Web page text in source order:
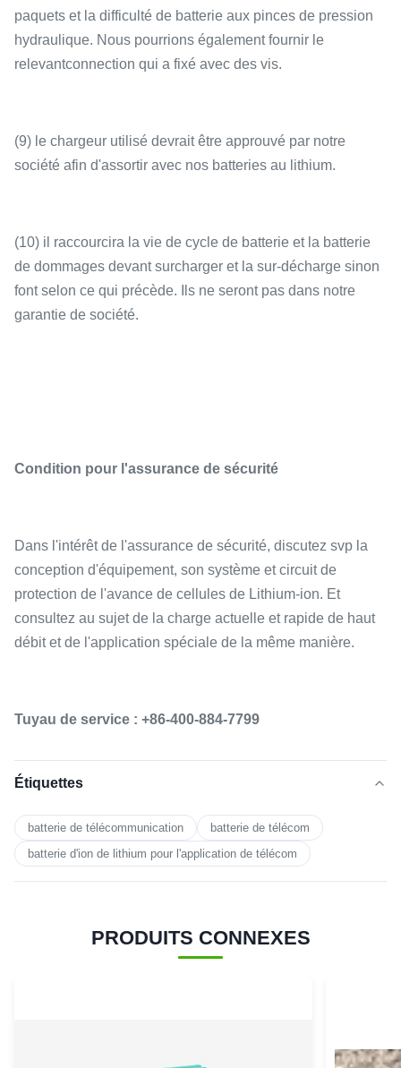
paquets et la difficulté de batterie aux pinces de pression
hydraulique. Nous pourrions également fournir le
relevantconnection qui a fixé avec des vis.
(9) le chargeur utilisé devrait être approuvé par notre
société afin d'assortir avec nos batteries au lithium.
(10) il raccourcira la vie de cycle de batterie et la batterie
de dommages devant surcharger et la sur-décharge sinon
font selon ce qui précède. Ils ne seront pas dans notre
garantie de société.
Condition pour l'assurance de sécurité
Dans l'intérêt de l'assurance de sécurité, discutez svp la
conception d'équipement, son système et circuit de
protection de l'avance de cellules de Lithium-ion. Et
consultez au sujet de la charge actuelle et rapide de haut
débit et de l'application spéciale de la même manière.
Tuyau de service : +86-400-884-7799
Étiquettes
batterie de télécommunication
batterie de télécom
batterie d'ion de lithium pour l'application de télécom
PRODUITS CONNEXES